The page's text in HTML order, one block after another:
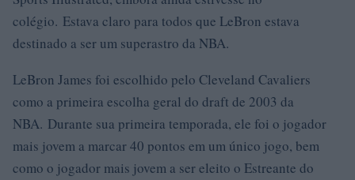
colégio. Estava claro para todos que LeBron estava
destinado a ser um superastro da NBA.
LeBron James foi escolhido pelo Cleveland Cavaliers
como a primeira escolha geral do draft de 2003 da
NBA. Durante sua primeira temporada, ele foi o jogador
mais jovem a marcar 40 pontos em um único jogo, bem
como o jogador mais jovem a ser eleito o Estreante do